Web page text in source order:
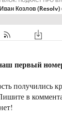
первый
получились
в